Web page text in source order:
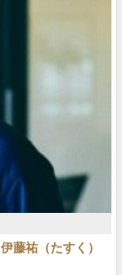
藤祐（たすく）